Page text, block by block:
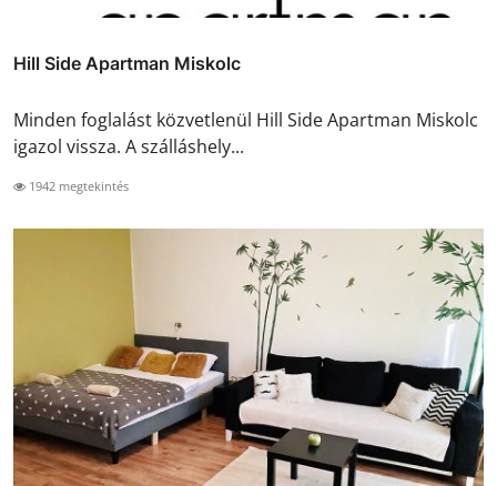
Hill Side Apartman Miskolc
Minden foglalást közvetlenül Hill Side Apartman Miskolc
igazol vissza. A szálláshely...
1942 megtekintés